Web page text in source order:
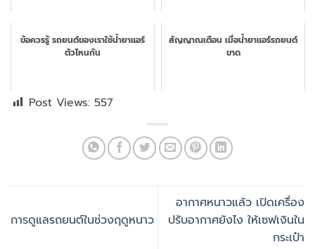
ข้อควรรู้ รถยนต์ของเราใช้น้ำยาแอร์
ตัวไหนกัน
สัญญาณเตือน เมื่อน้ำยาแอร์รถยนต์
ขาด
Post Views: 557
การดูแลรถยนต์ในช่วงฤดูหนาว
อากาศหนาวแล้ว เปิดเครื่อง
ปรับอากาศยังไง ให้เซฟเงินใน
กระเป๋า